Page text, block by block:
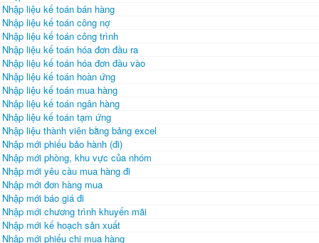
Nhập liệu kế toán bán hàng
Nhập liệu kế toán công nợ
Nhập liệu kế toán công trình
Nhập liệu kế toán hóa đơn đầu ra
Nhập liệu kế toán hóa đơn đầu vào
Nhập liệu kế toán hoàn ứng
Nhập liệu kế toán mua hàng
Nhập liệu kế toán ngân hàng
Nhập liệu kế toán tạm ứng
Nhập liệu thành viên bằng bảng excel
Nhập mới phiếu bảo hành (đi)
Nhập mới phòng, khu vực của nhóm
Nhập mới yêu cầu mua hàng đi
Nhập mới đơn hàng mua
Nhập mới báo giá đi
Nhập mới chương trình khuyến mãi
Nhập mới kế hoạch sản xuất
Nhập mới phiếu chi mua hàng